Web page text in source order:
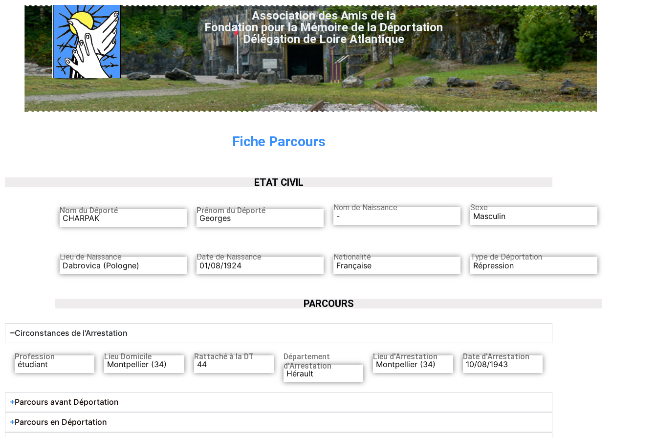
Association des Amis de la
Fondation pour la Mémoire de la Déportation
Délégation de Loire Atlantique
Fiche Parcours
ETAT CIVIL
Nom du Déporté
CHARPAK
Prénom du Déporté
Georges
Nom de Naissance
-
Sexe
Masculin
Lieu de Naissance
Dabrovica (Pologne)
Date de Naissance
01/08/1924
Nationalité
Française
Type de Déportation
Répression
PARCOURS
Circonstances de l'Arrestation
Profession
étudiant
Lieu Domicile
Montpellier (34)
Rattaché à la DT
44
Département
d’Arrestation
Hérault
Lieu d’Arrestation
Montpellier (34)
Date d’Arrestation
10/08/1943
Parcours avant Déportation
Parcours en Déportation